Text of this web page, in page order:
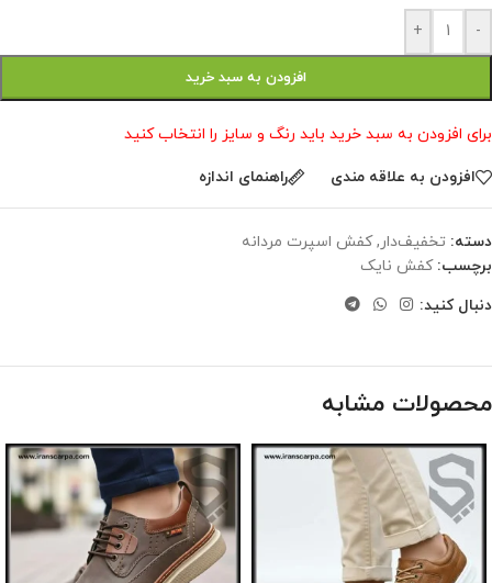
-
+
افزودن به سبد خرید
برای افزودن به سبد خرید باید رنگ و سایز را انتخاب کنید
افزودن به علاقه مندی راهنمای اندازه
دسته: تخفیف‌دار, کفش اسپرت مردانه
برچسب: کفش نایک
دنبال کنید:
محصولات مشابه